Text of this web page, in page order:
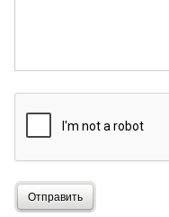
Отправить